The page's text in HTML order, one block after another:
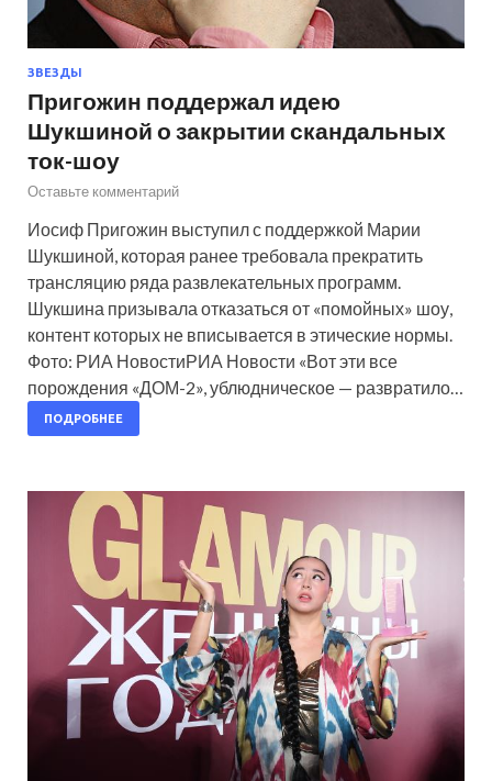
ЗВЕЗДЫ
Пригожин поддержал идею
Шукшиной о закрытии скандальных
ток-шоу
Оставьте комментарий
Иосиф Пригожин выступил с поддержкой Марии
Шукшиной, которая ранее требовала прекратить
трансляцию ряда развлекательных программ.
Шукшина призывала отказаться от «помойных» шоу,
контент которых не вписывается в этические нормы.
Фото: РИА НовостиРИА Новости «Вот эти все
порождения «ДОМ-2», ублюдническое — развратило…
ПОДРОБНЕЕ